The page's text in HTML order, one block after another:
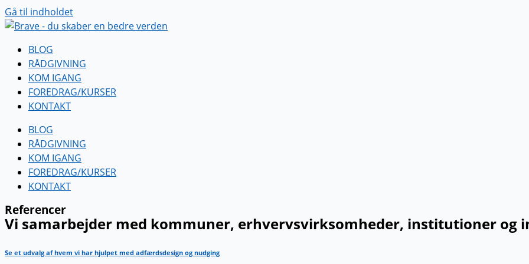
Gå til indholdet
BLOG
RÅDGIVNING
KOM IGANG
FOREDRAG/KURSER
KONTAKT
BLOG
RÅDGIVNING
KOM IGANG
FOREDRAG/KURSER
KONTAKT
Referencer
Vi samarbejder med kommuner, erhvervsvirksomheder, institutioner og
Se et udvalg af hvem vi har hjulpet med adfærdsdesign og nudging